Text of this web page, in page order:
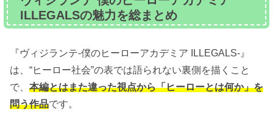
ILLEGALSの魅力を総まとめ
『ヴィジランテ-僕のヒーローアカデミア ILLEGALS-』
は、“ヒーロー社会”の表では語られない裏側を描くこと
で、 本編とはまた違った視点から「ヒーローとは何か」を
問う作品です。